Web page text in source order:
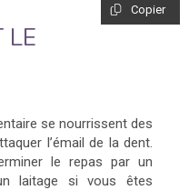
LE
se nourrissent des
l’émail de la dent.
le repas par un
laitage si vous êtes
Copier